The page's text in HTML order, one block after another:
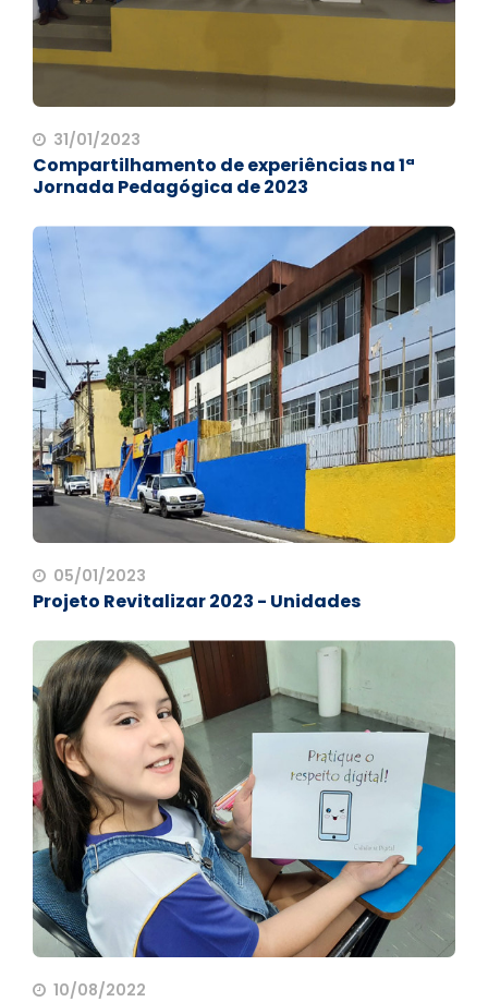
31/01/2023
Compartilhamento de experiências na 1ª
Jornada Pedagógica de 2023
05/01/2023
Projeto Revitalizar 2023 - Unidades
10/08/2022